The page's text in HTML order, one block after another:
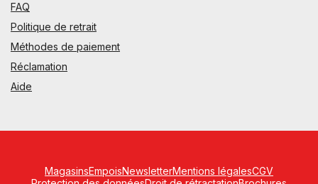
FAQ
Politique de retrait
Méthodes de paiement
Réclamation
Aide
MagasinsEmpoisNewsletterMentions légalesCGV